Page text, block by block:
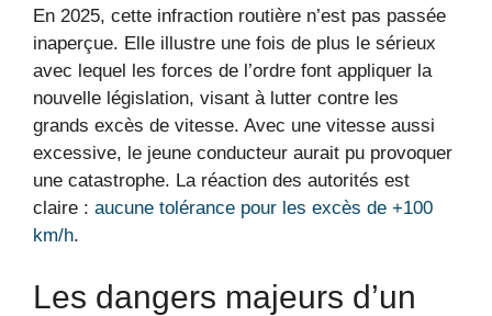
En 2025, cette infraction routière n’est pas passée
inaperçue. Elle illustre une fois de plus le sérieux
avec lequel les forces de l’ordre font appliquer la
nouvelle législation, visant à lutter contre les
grands excès de vitesse. Avec une vitesse aussi
excessive, le jeune conducteur aurait pu provoquer
une catastrophe. La réaction des autorités est
claire : aucune tolérance pour les excès de +100
km/h.
Les dangers majeurs d’un